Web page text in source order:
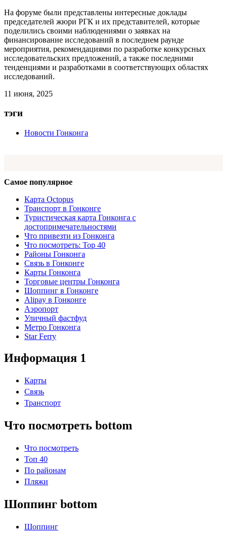
На форуме были представлены интересные доклады
председателей жюри РГК и их представителей, которые
поделились своими наблюдениями о заявках на
финансирование исследований в последнем раунде
мероприятия, рекомендациями по разработке конкурсных
исследовательских предложений, а также последними
тенденциями и разработками в соответствующих областях
исследований.
11 июня, 2025
тэги
Новости Гонконга
Самое популярное
Карта Octopus
Транспорт в Гонконге
Туристическая карта Гонконга с
достопримечательностями
Что привезти из Гонконга
Что посмотреть: Top 40
Районы Гонконга
Связь в Гонконге
Карты Гонконга
Торговые центры Гонконга
Шоппинг в Гонконге
Alipay в Гонконге
Аэропорт
Уличный фастфуд
Метро Гонконга
Star Ferry
Информация 1
Карты
Связь
Транспорт
Что посмотреть bottom
Что посмотреть
Топ 40
По районам
Пляжи
Шоппинг bottom
Шоппинг